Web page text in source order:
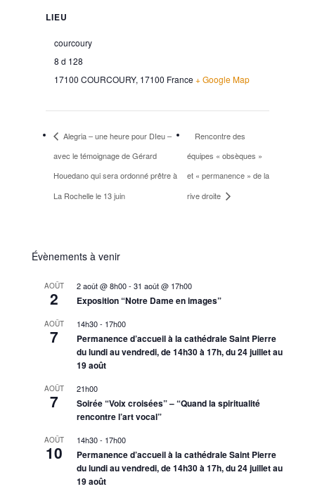
LIEU
courcoury
8 d 128
17100 COURCOURY, 17100 France + Google Map
Alegria – une heure pour DIeu –
avec le témoignage de Gérard
Houedano qui sera ordonné prêtre à
La Rochelle le 13 juin
Rencontre des
équipes « obsèques »
et « permanence » de la
rive droite
Évènements à venir
AOÛT
2
2 août @ 8h00- 31 août @ 17h00
Exposition “Notre Dame en images”
AOÛT
7
14h30- 17h00
Permanence d’accueil à la cathédrale Saint Pierre
du lundi au vendredi, de 14h30 à 17h, du 24 juillet au
19 août
AOÛT
7
21h00
Soirée “Voix croisées” – “Quand la spiritualité
rencontre l’art vocal”
AOÛT
10
14h30- 17h00
Permanence d’accueil à la cathédrale Saint Pierre
du lundi au vendredi, de 14h30 à 17h, du 24 juillet au
19 août